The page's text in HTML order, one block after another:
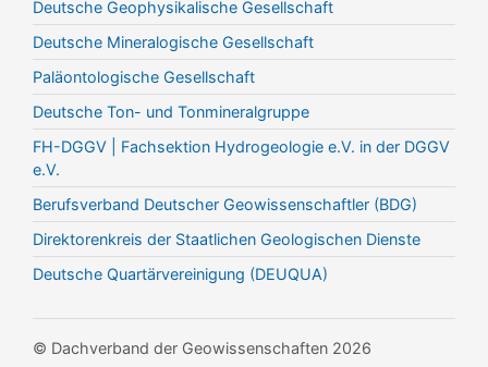
Deutsche Geophysikalische Gesellschaft
Deutsche Mineralogische Gesellschaft
Paläontologische Gesellschaft
Deutsche Ton- und Tonmineralgruppe
FH-DGGV | Fachsektion Hydrogeologie e.V. in der DGGV
e.V.
Berufsverband Deutscher Geowissenschaftler (BDG)
Direktorenkreis der Staatlichen Geologischen Dienste
Deutsche Quartärvereinigung (DEUQUA)
© Dachverband der Geowissenschaften 2026